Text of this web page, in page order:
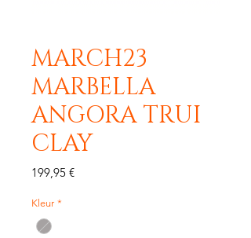
MARCH23
MARBELLA
ANGORA TRUI
CLAY
199,95 €Preis
Kleur *